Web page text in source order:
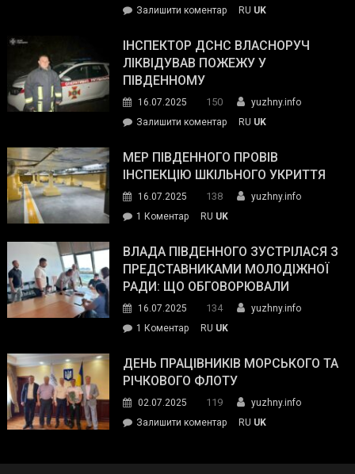
допомогу
Залишити коментарon
провів
нараду
силових
та
органів:
«Наш
спільний
окупанти.
Маємо
діяти
команда
RU UK
ІНСПЕКТОР ДСНС ВЛАСНОРУЧ
ЛІКВІДУВАВ ПОЖЕЖУ У
ПІВДЕННОМУ
16.07.2025 150
yuzhny.info
Залишити коментарon
ДСНС
власноруч
пожежу
у
RU UK
МЕР ПІВДЕННОГО ПРОВІВ
ІНСПЕКЦІЮ ШКІЛЬНОГО УКРИТТЯ
16.07.2025 138
yuzhny.info
1 Коментардо
Південного
провів
інспекцію
укриття
RU UK
ВЛАДА ПІВДЕННОГО ЗУСТРІЛАСЯ З
ПРЕДСТАВНИКАМИ МОЛОДІЖНОЇ
РАДИ: ЩО ОБГОВОРЮВАЛИ
16.07.2025 134
yuzhny.info
1 Коментардо
Південного
зустрілася
представниками
молодіжної
RU UK
ДЕНЬ ПРАЦІВНИКІВ МОРСЬКОГО ТА
РІЧКОВОГО ФЛОТУ
02.07.2025 119
yuzhny.info
Залишити коментарon
RU UK